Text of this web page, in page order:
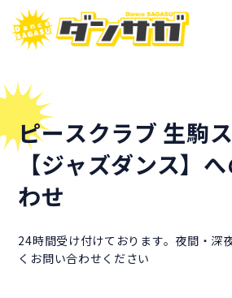
ピースクラブ 生駒
【ジャズダンス】
わせ
24時間受け付けております。夜間・深
くお問い合わせください